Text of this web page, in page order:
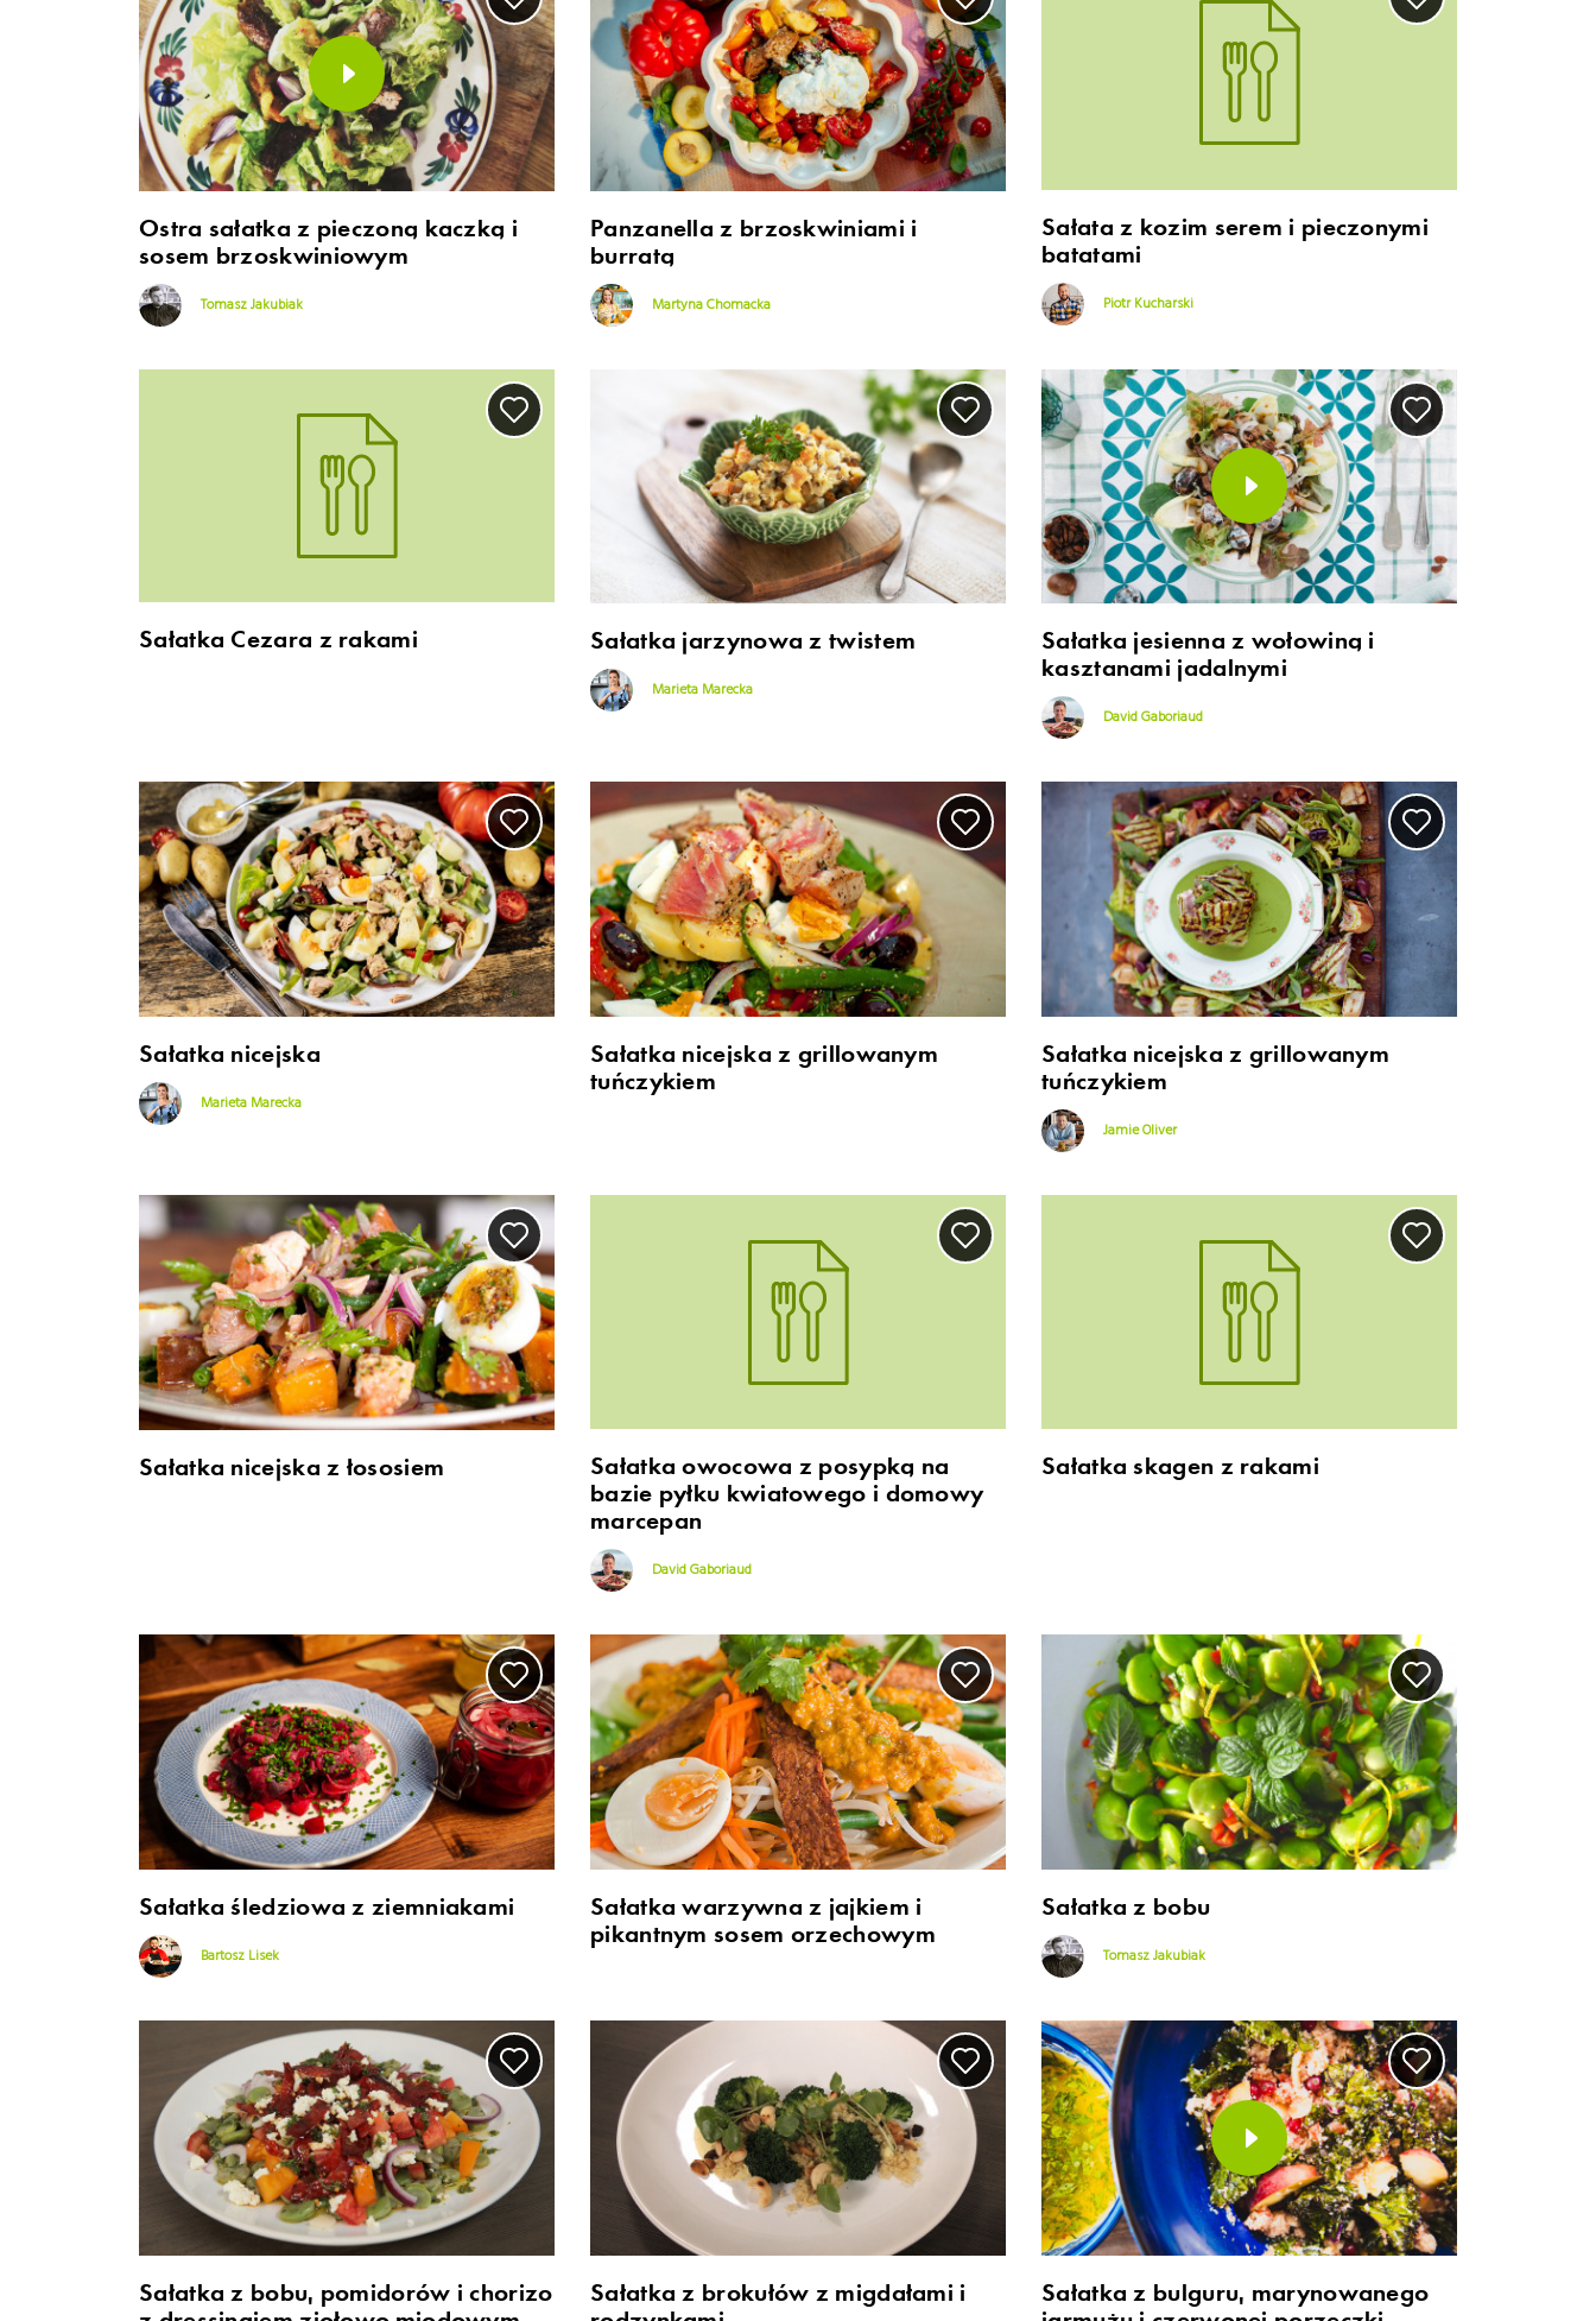
Ostra sałatka z pieczoną kaczką i
sosem brzoskwiniowym
Tomasz Jakubiak
Panzanella z brzoskwiniami i
burratą
Martyna Chomacka
Sałata z kozim serem i pieczonymi
batatami
Piotr Kucharski
Sałatka Cezara z rakami Sałatka jarzynowa z twistem
Marieta Marecka
Sałatka jesienna z wołowiną i
kasztanami jadalnymi
David Gaboriaud
Sałatka nicejska
Marieta Marecka
Sałatka nicejska z grillowanym
tuńczykiem
Sałatka nicejska z grillowanym
tuńczykiem
Jamie Oliver
Sałatka nicejska z łososiem
Sałatka owocowa z posypką na
bazie pyłku kwiatowego i domowy
marcepan
David Gaboriaud
Sałatka skagen z rakami
Sałatka śledziowa z ziemniakami
Bartosz Lisek
Sałatka warzywna z jajkiem i
pikantnym sosem orzechowym
Sałatka z bobu
Tomasz Jakubiak
Sałatka z bobu, pomidorów i chorizo
Sałatka z brokułów z migdałami i
Sałatka z bulguru, marynowanego